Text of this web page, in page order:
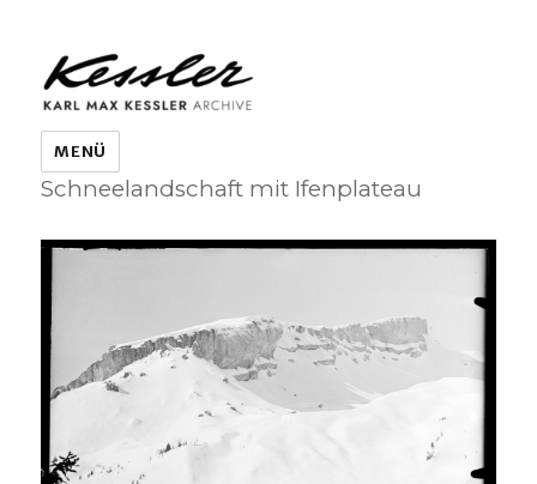
KARL MAX KESSLER ARCHIVE
MENÜ
Schneelandschaft mit Ifenplateau